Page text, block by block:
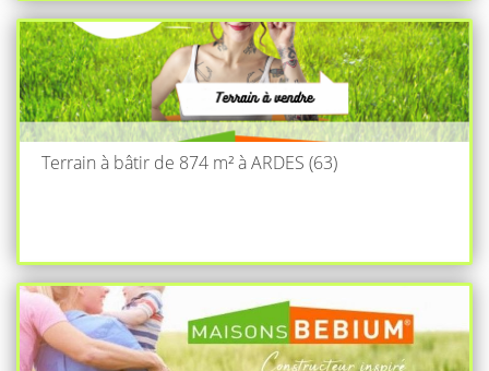
Terrain à bâtir de 874 m² à ARDES (63)